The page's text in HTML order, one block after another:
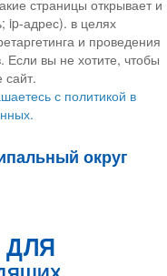
страницы открывает и
ip-адрес). в целях
и проведения
Если вы не хотите, чтобы
сайт.
с политикой в